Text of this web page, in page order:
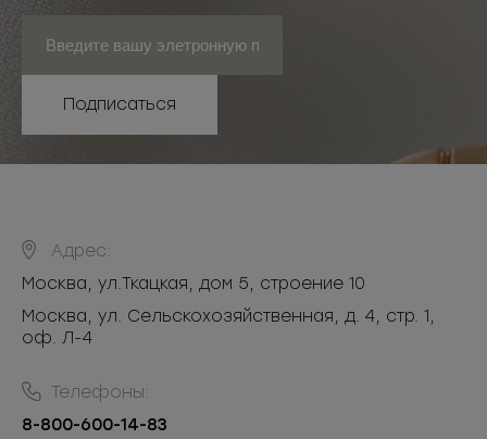
Подписаться
Адрес:
Москва, ул.Ткацкая, дом 5, строение 10
Москва, ул. Сельскохозяйственная, д. 4, стр. 1,
оф. Л-4
Телефоны:
8-800-600-14-83